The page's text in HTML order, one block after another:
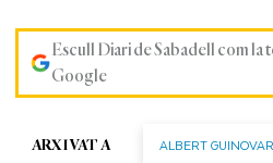
Escull Diari de Sabadell com la
Google
ARXIVAT A ALBERT